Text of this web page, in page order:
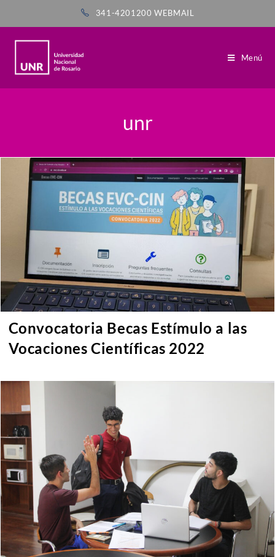
341-4201200WEBMAIL
Menú
unr
Convocatoria Becas Estímulo a las
Vocaciones Científicas 2022